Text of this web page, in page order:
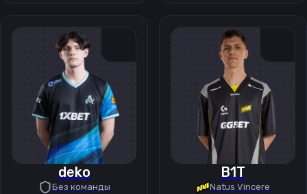
deko
Без команды
B1T
Natus Vincere